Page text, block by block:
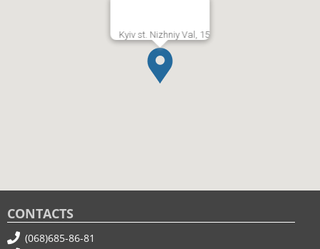
Kyiv st. Nizhniy Val, 15
CONTACTS
(068)685-86-81